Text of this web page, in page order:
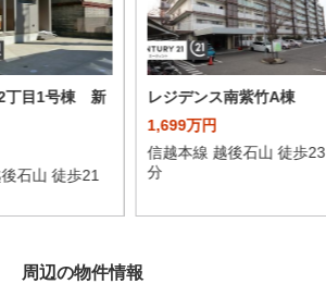
丁目1号棟 新
石山 徒歩21
レジデンス南紫竹A棟
1,699万円
信越本線 越後石山 徒歩23
分
周辺の物件情報